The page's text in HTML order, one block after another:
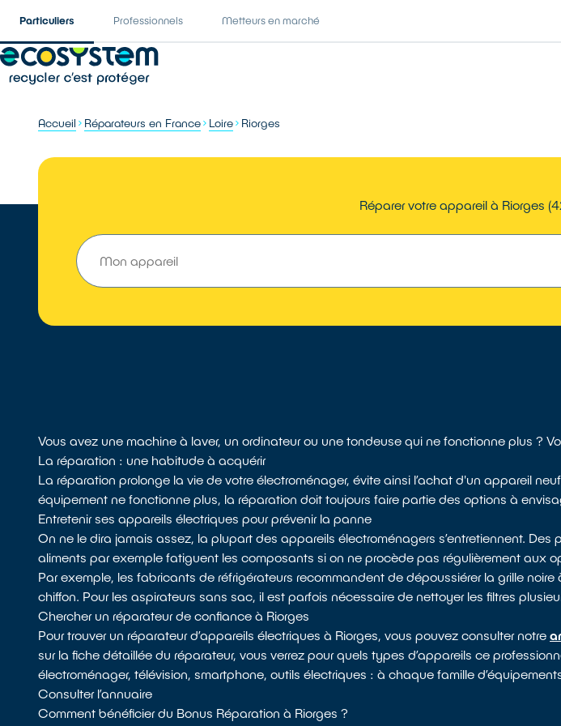
Particuliers Professionnels Metteurs en marché
Accueil Réparateurs en France Loire Riorges
Réparer votre appareil à Riorges
Vous avez une machine à laver, un ordinateur ou une tondeuse qui ne fonctionne plus ?
La réparation : une habitude à acquérir
La réparation prolonge la vie de votre électroménager, évite ainsi l’achat d'un appareil
équipement ne fonctionne plus, la réparation doit toujours faire partie des options à
Entretenir ses appareils électriques pour prévenir la panne
On ne le dira jamais assez, la plupart des appareils électroménagers s’entretiennent.
aliments par exemple fatiguent les composants si on ne procède pas régulièrement aux
Par exemple, les fabricants de réfrigérateurs recommandent de dépoussiérer la grille noire
chiffon. Pour les aspirateurs sans sac, il est parfois nécessaire de nettoyer les filtres
Chercher un réparateur de confiance à Riorges
Pour trouver un réparateur d’appareils électriques à Riorges, vous pouvez consulter notre
sur la fiche détaillée du réparateur, vous verrez pour quels types d’appareils ce
électroménager, télévision, smartphone, outils électriques : à chaque famille
Consulter l’annuaire
Comment bénéficier du Bonus Réparation à Riorges ?